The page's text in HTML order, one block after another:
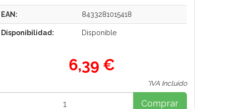
EAN: 8433281015418
Disponibilidad: Disponible
6,39 €
*IVA Incluido
Comprar